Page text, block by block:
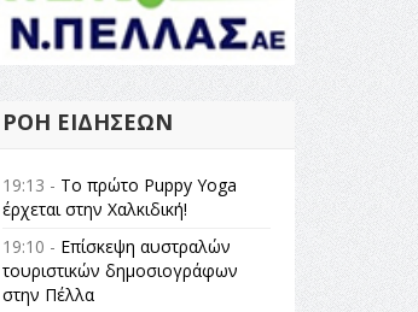
ΡΟΉ ΕΙΔΉΣΕΩΝ
19:13 - Το πρώτο Puppy Yoga
έρχεται στην Χαλκιδική!
19:10 - Επίσκεψη αυστραλών
τουριστικών δημοσιογράφων
στην Πέλλα